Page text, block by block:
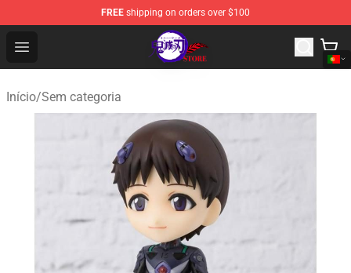
FREE shipping on orders over $100
Open menu
Kimetsu no Yaiba Store - Official Kimetsu no Yaiba
Início/Sem categoria